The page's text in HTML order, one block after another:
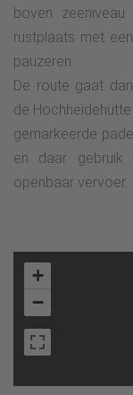
boven
rustplaats met
pauzeren.
De route gaat
de
gemarkeerde
en daar gebruik
openbaar vervoer.
+
−